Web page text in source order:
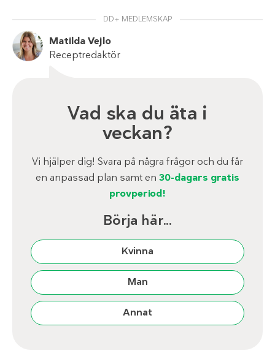
DD+ MEDLEMSKAP
Matilda Vejlo
Receptredaktör
Vad ska du äta i
veckan?
Vi hjälper dig! Svara på några frågor och du får
en anpassad plan samt en 30-dagars gratis
provperiod!
Börja här...
Kvinna
Man
Annat